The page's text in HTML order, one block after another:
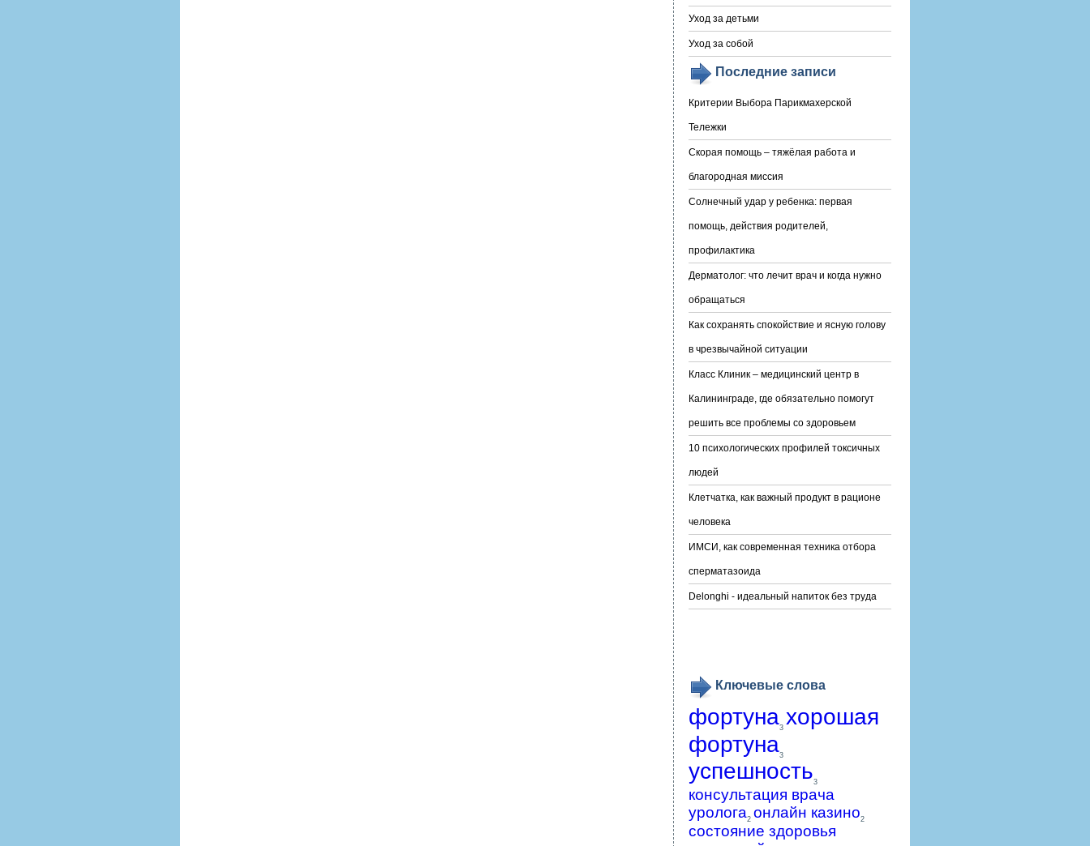
Уход за детьми
Уход за собой
Последние записи
Критерии Выбора Парикмахерской
Тележки
Скорая помощь – тяжёлая работа и
благородная миссия
Солнечный удар у ребенка: первая
помощь, действия родителей,
профилактика
Дерматолог: что лечит врач и когда нужно
обращаться
Как сохранять спокойствие и ясную голову
в чрезвычайной ситуации
Класс Клиник – медицинский центр в
Калининграде, где обязательно помогут
решить все проблемы со здоровьем
10 психологических профилей токсичных
людей
Клетчатка, как важный продукт в рационе
человека
ИМСИ, как современная техника отбора
сперматазоида
Delonghi - идеальный напиток без труда
Ключевые слова
фортуна3 хорошая
фортуна3
успешность3
консультация врача
уролога2 онлайн казино2
состояние здоровья